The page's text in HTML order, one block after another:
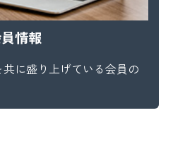
情報
に盛り上げている会員の